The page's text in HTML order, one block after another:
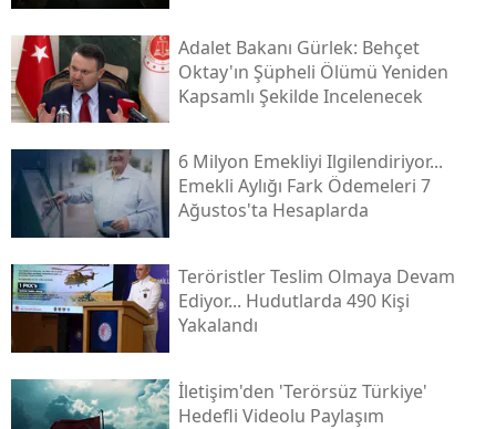
Adalet Bakanı Gürlek: Behçet
Oktay'ın Şüpheli Ölümü Yeniden
Kapsamlı Şekilde Incelenecek
6 Milyon Emekliyi Ilgilendiriyor...
Emekli Aylığı Fark Ödemeleri 7
Ağustos'ta Hesaplarda
Teröristler Teslim Olmaya Devam
Ediyor... Hudutlarda 490 Kişi
Yakalandı
İletişim'den 'terörsüz Türkiye'
Hedefli Videolu Paylaşım